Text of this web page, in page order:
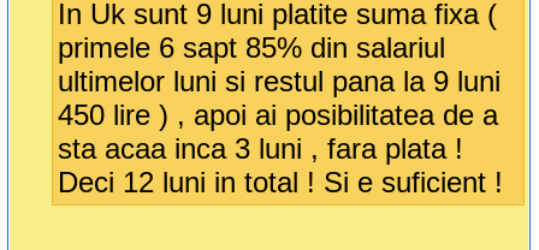
In Uk sunt 9 luni platite suma fixa (
primele 6 sapt 85% din salariul
ultimelor luni si restul pana la 9 luni
450 lire ) , apoi ai posibilitatea de a
sta acaa inca 3 luni , fara plata !
Deci 12 luni in total ! Si e suficient !